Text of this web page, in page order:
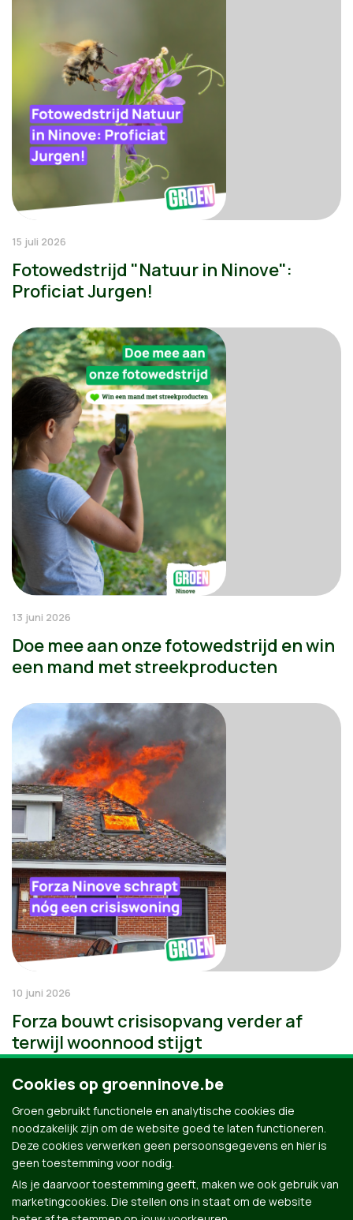
15 juli 2026
Fotowedstrijd "Natuur in Ninove":
Proficiat Jurgen!
13 juni 2026
Doe mee aan onze fotowedstrijd en win
een mand met streekproducten
10 juni 2026
Forza bouwt crisisopvang verder af
terwijl woonnood stijgt
Cookies op groenninove.be
Groen gebruikt functionele en analytische cookies die
noodzakelijk zijn om de website goed te laten functioneren.
Deze cookies verwerken geen persoonsgegevens en hier is
geen toestemming voor nodig.
Als je daarvoor toestemming geeft, maken we ook gebruik van
marketingcookies. Die stellen ons in staat om de website